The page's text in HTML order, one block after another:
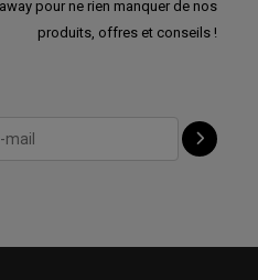
pour ne rien manquer de nos
produits, offres et conseils !